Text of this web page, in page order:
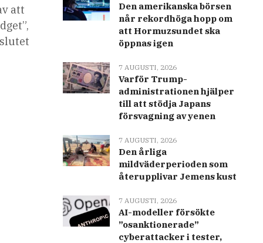
att
Den amerikanska börsen
når rekordhöga hopp om
att Hormuzsundet ska
öppnas igen
7 AUGUSTI, 2026
Varför Trump-
administrationen hjälper
till att stödja Japans
försvagning av yenen
7 AUGUSTI, 2026
Den årliga
mildväderperioden som
återupplivar Jemens kust
7 AUGUSTI, 2026
AI-modeller försökte
”osanktionerade”
cyberattacker i tester,